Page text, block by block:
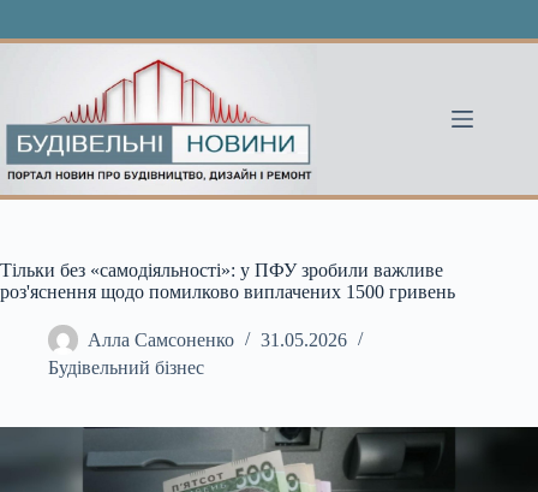
Тільки без «самодіяльності»: у ПФУ зробили важливе
роз'яснення щодо помилково виплачених 1500 гривень
Алла Самсоненко
31.05.2026
Будівельний бізнес